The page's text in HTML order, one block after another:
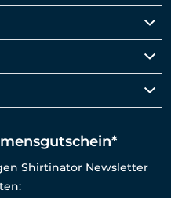
Shirtinator Newsletter